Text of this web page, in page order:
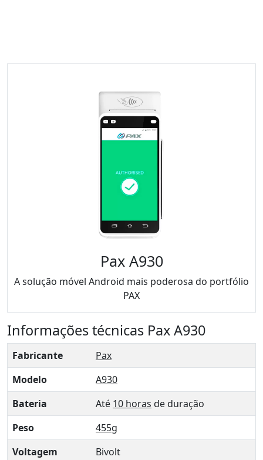
Pax A930
A solução móvel Android mais poderosa do portfólio
PAX
Informações técnicas Pax A930
Fabricante
Pax
Modelo
A930
Bateria
Até 10 horas de duração
Peso
455g
Voltagem
Bivolt